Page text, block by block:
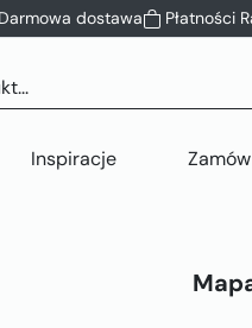
Darmowa dostawa Płatności
Inspiracje